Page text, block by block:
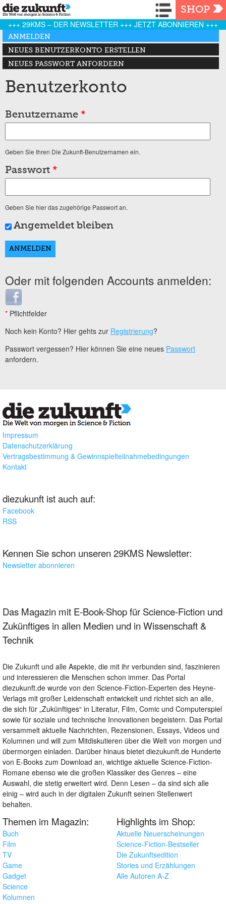
Navigation
SHOP
+++ 29KMS – DER NEWSLETTER +++ JETZT ABONNIEREN +++
Haupt-Reiter
ANMELDEN
(AKTIVER REITER)
NEUES BENUTZERKONTO ERSTELLEN
NEUES PASSWORT ANFORDERN
Benutzerkonto
Benutzername *
Geben Sie Ihren Die Zukunft-Benutzernamen ein.
Passwort *
Geben Sie hier das zugehörige Passwort an.
Angemeldet bleiben
Oder mit folgenden Accounts anmelden:
Login with Facebook
* Pflichtfelder
Noch kein Konto? Hier gehts zur Registrierung?
Passwort vergessen? Hier können Sie eine neues Passwort
anfordern.
Impressum
Datenschutzerklärung
Vertragsbestimmung & Gewinnspielteilnahmebedingungen
Kontakt
diezukunft ist auch auf:
Facebook
RSS
Kennen Sie schon unseren 29KMS Newsletter:
Newsletter abonnieren
Das Magazin mit E-Book-Shop für Science-Fiction und
Zukünftiges in allen Medien und in Wissenschaft &
Technik
Die Zukunft und alle Aspekte, die mit ihr verbunden sind, faszinieren
und interessieren die Menschen schon immer. Das Portal
diezukunft.de wurde von den Science-Fiction-Experten des Heyne-
Verlags mit großer Leidenschaft entwickelt und richtet sich an alle,
die sich für „Zukünftiges“ in Literatur, Film, Comic und Computerspiel
sowie für soziale und technische Innovationen begeistern. Das Portal
versammelt aktuelle Nachrichten, Rezensionen, Essays, Videos und
Kolumnen und will zum Mitdiskutieren über die Welt von morgen und
übermorgen einladen. Darüber hinaus bietet diezukunft.de Hunderte
von E-Books zum Download an, wichtige aktuelle Science-Fiction-
Romane ebenso wie die großen Klassiker des Genres – eine
Auswahl, die stetig erweitert wird. Denn Lesen – da sind sich alle
einig – wird auch in der digitalen Zukunft seinen Stellenwert
behalten.
Themen im Magazin:
Buch
Film
TV
Game
Gadget
Science
Kolumnen
Highlights im Shop:
Aktuelle Neuerscheinungen
Science-Fiction-Bestseller
Die Zukunftsedition
Stories und Erzählungen
Alle Autoren A-Z